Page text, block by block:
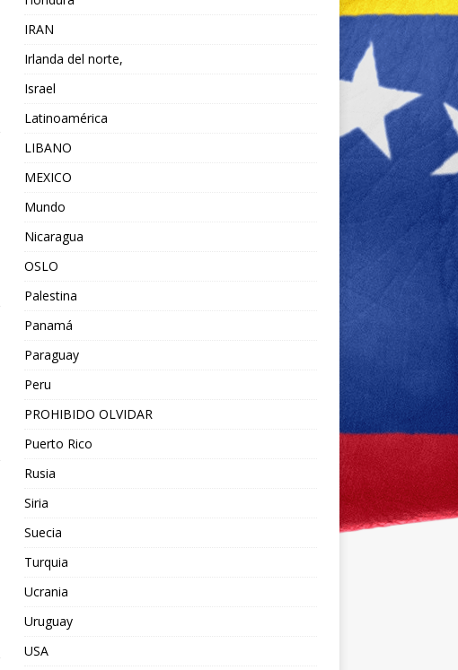
IRAN
Irlanda del norte,
Israel
Latinoamérica
LIBANO
MEXICO
Mundo
Nicaragua
OSLO
Palestina
Panamá
Paraguay
Peru
PROHIBIDO OLVIDAR
Puerto Rico
Rusia
Siria
Suecia
Turquia
Ucrania
Uruguay
USA